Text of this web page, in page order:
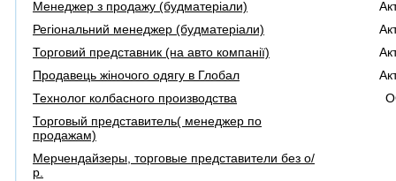
Менеджер з продажу (будматеріали)
Регіональний менеджер (будматеріали)
Торговий представник (на авто компанії)
Продавець жіночого одягу в Глобал
Технолог колбасного производства
Торговый представитель( менеджер по
продажам)
Мерчендайзеры, торговые представители без о/
р.